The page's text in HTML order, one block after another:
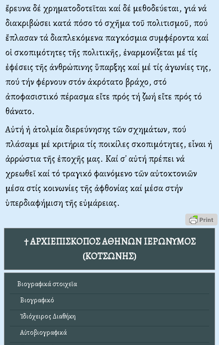
ἔρευνα δέ χρηματοδοτεῖται καί δέ μεθοδεύεται, γιά νά
διακριβώσει κατά πόσο τό σχῆμα τοῦ πολιτισμοῦ, πού
ἔπλασαν τά διαπλεκόμενα παγκόσμια συμφέροντα καί
οἱ σκοπιμότητες τῆς πολιτικῆς, ἐναρμονίζεται μέ τίς
ἐφέσεις τῆς ἀνθρώπινης ὕπαρξης καί μέ τίς ἀγωνίες της,
πού τήν φέρνουν στόν ἀκρότατο βράχο, στό
ἀποφασιστικό πέρασμα εἴτε πρός τή ζωή εἴτε πρός τό
θάνατο.
Aὐτή ἡ ἀτολμία διερεύνησης τῶν σχημάτων, πού
πλάσαμε μέ κριτήρια τίς ποικίλες σκοπιμότητες, εἶναι ἠ
ἀρρώστια τῆς ἐποχῆς μας. Kαί σ᾽ αὐτή πρέπει νά
χρεωθεῖ καί τό τραγικό φαινόμενο τῶν αὐτοκτονιῶν
μέσα στίς κοινωνίες τῆς ἀφθονίας καί μέσα στήν
ὑπερδιαφήμιση τῆς εὐμάρειας.
† ΑΡΧΙΕΠΙΣΚΟΠΟΣ ΑΘΗΝΩΝ ΙΕΡΩΝΥΜΟΣ
(ΚΟΤΣΩΝΗΣ)
Βιογραφικά στοιχεῖα
Βιογραφικό
Ἰδιόχειρος Διαθήκη
Αὐτοβιογραφικά